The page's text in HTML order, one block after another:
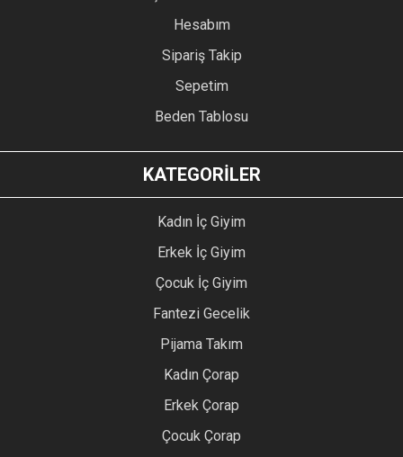
Hesabım
Sipariş Takip
Sepetim
Beden Tablosu
KATEGORİLER
Kadın İç Giyim
Erkek İç Giyim
Çocuk İç Giyim
Fantezi Gecelik
Pijama Takım
Kadın Çorap
Erkek Çorap
Çocuk Çorap